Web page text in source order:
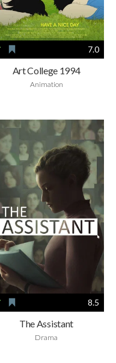
7.0
Art College 1994
Animation
8.5
The Assistant
Drama